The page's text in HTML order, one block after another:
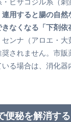
連用すると腸の自然
なくなる「下剤依
ンナ（アロエ・大
されません。市販
る場合は、消化器
便秘を解消する